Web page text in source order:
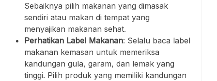
Sebaiknya pilih makanan yang dimasak
sendiri atau makan di tempat yang
menyajikan makanan sehat.
Perhatikan Label Makanan: Selalu baca label
makanan kemasan untuk memeriksa
kandungan gula, garam, dan lemak yang
tinggi. Pilih produk yang memiliki kandungan